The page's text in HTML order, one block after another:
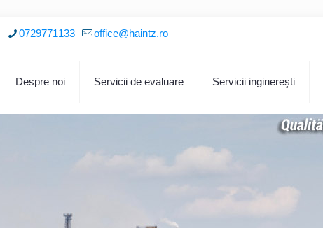
0729771133 office@haintz.ro
Despre noi Servicii de evaluare Servicii inginereşti